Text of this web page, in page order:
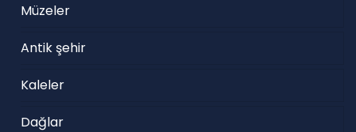
Müzeler
Antik şehir
Kaleler
Dağlar